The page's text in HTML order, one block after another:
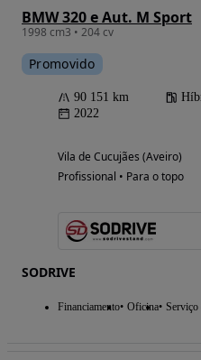
BMW 320 e Aut. M Sport
1998 cm3 • 204 cv
Promovido
90 151 km
2022
Vila de Cucujães (Aveiro)
Profissional • Para o topo
SODRIVE
Financiamento Oficina Serviço